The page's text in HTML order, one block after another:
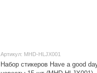
Артикул: MHD-HLJX001
Набор стикеров Have a good